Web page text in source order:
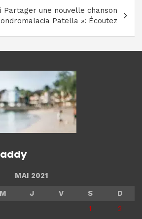
Partager une nouvelle chanson
Patella »: Écoutez
MAI 2021
M J V S
D
1
2